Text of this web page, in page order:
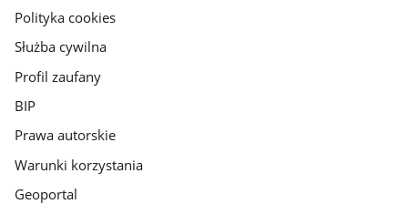
gov.pl
Polityka cookies
Służba cywilna
Profil zaufany
BIP
Prawa autorskie
Warunki korzystania
Geoportal